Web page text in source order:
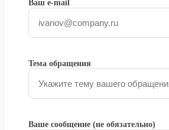
Ваш e-mail
Тема обращения
Ваше сообщение (не обязательно)